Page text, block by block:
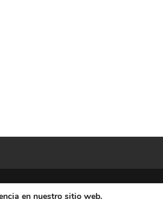
en nuestro sitio web.